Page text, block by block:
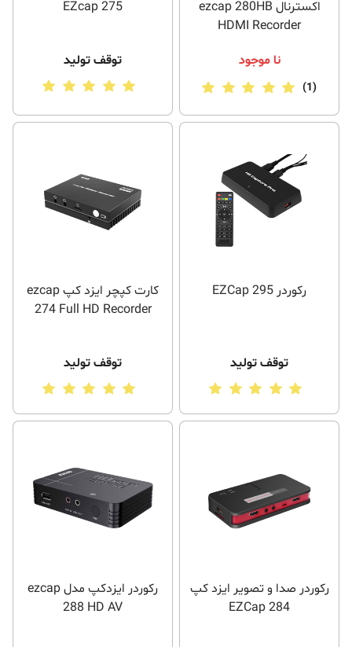
اکسترنال ezcap 280HB
HDMI Recorder
نا موجود
(1)
EZcap 275
توقف تولید
رکوردر EZCap 295
توقف تولید
کارت کپچر ایزد کپ ezcap
274 Full HD Recorder
توقف تولید
رکوردر صدا و تصویر ایزد کپ
EZCap 284
رکوردر ایزدکپ مدل ezcap
288 HD AV